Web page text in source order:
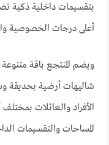
بتقسيمات داخلية ذكية
أعلى درجات الخصوصية
ويضم المنتجع باقة
شاليهات أرضية بحديقة
الأفراد والعائلات
المساحات والتقسيمات